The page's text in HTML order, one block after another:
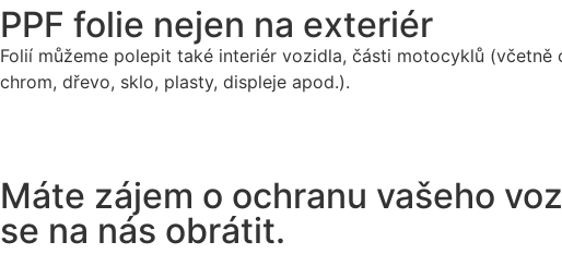
PPF folie nejen na exteriér
Folií můžeme polepit také interiér vozidla, části motocyklů
chrom, dřevo, sklo, plasty, displeje apod.).
Máte zájem o ochranu vašeho
se na nás obrátit.